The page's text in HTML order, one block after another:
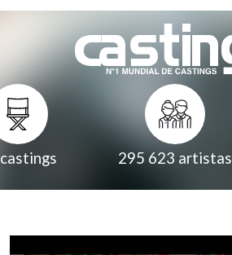
castings 295 623 artistas